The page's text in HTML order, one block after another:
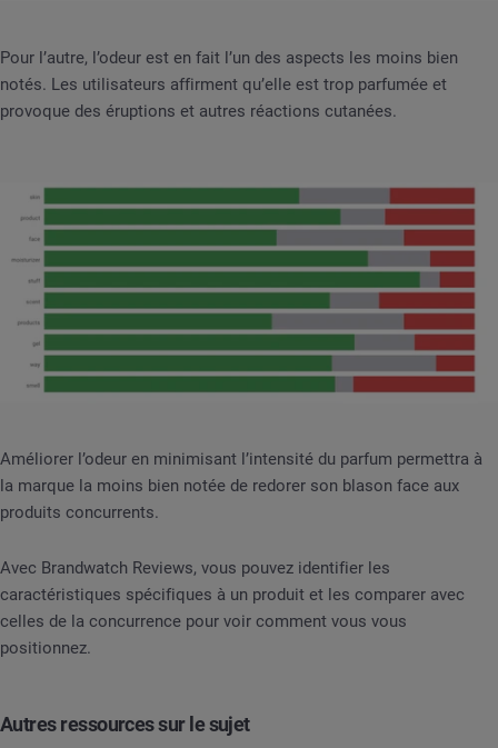
Pour l’autre, l’odeur est en fait l’un des aspects les moins bien
notés. Les utilisateurs affirment qu’elle est trop parfumée et
provoque des éruptions et autres réactions cutanées.
Améliorer l’odeur en minimisant l’intensité du parfum permettra à
la marque la moins bien notée de redorer son blason face aux
produits concurrents.
Avec Brandwatch Reviews, vous pouvez identifier les
caractéristiques spécifiques à un produit et les comparer avec
celles de la concurrence pour voir comment vous vous
positionnez.
Autres ressources sur le sujet